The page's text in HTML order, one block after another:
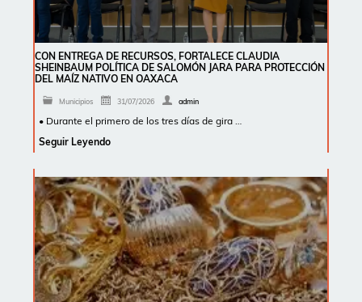
CON ENTREGA DE RECURSOS, FORTALECE CLAUDIA
SHEINBAUM POLÍTICA DE SALOMÓN JARA PARA PROTECCIÓN
DEL MAÍZ NATIVO EN OAXACA
Municipios 31/07/2026 admin
• Durante el primero de los tres días de gira …
Seguir Leyendo